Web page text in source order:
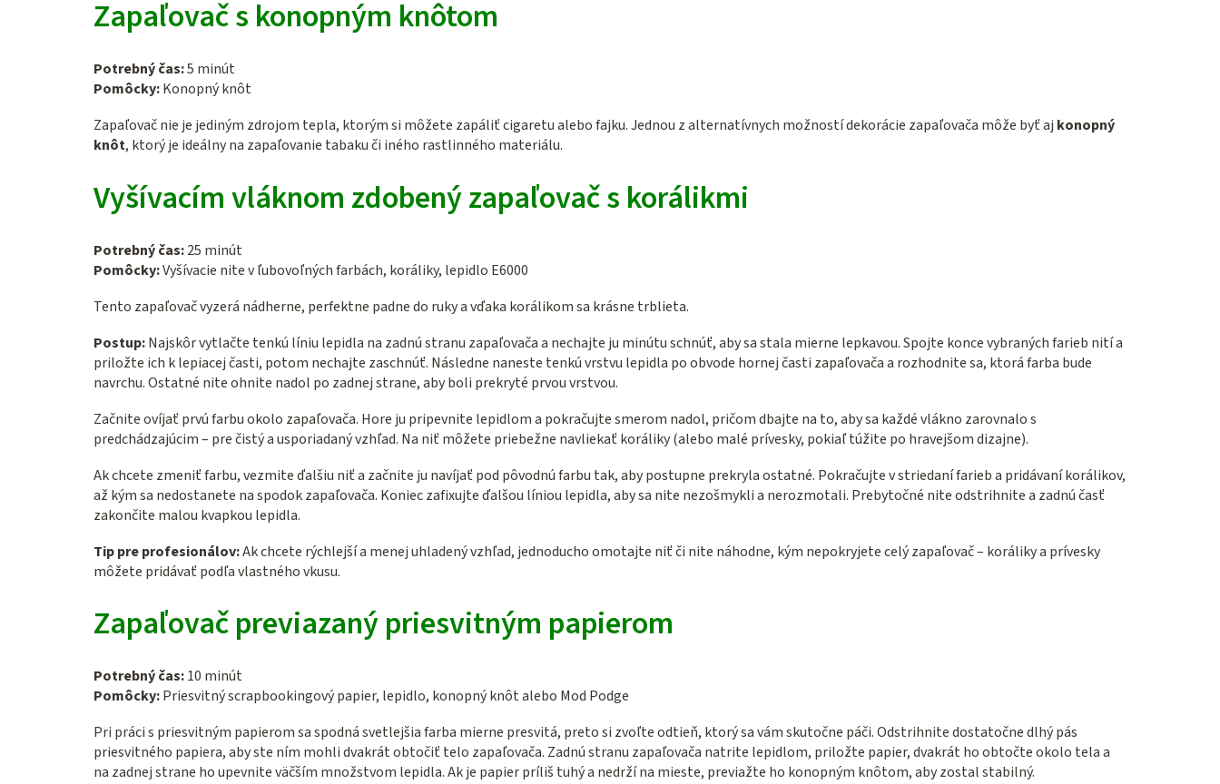
Zapaľovač s konopným knôtom
Potrebný čas:5 minút
Pomôcky:Konopný knôt
Zapaľovač nie je jediným zdrojom tepla, ktorým si môžete zapáliť cigaretu alebo fajku. Jednou z alternatívnych možností dekorácie zapaľovača môže byť aj konopný
knôt, ktorý je ideálny na zapaľovanie tabaku či iného rastlinného materiálu.
Vyšívacím vláknom zdobený zapaľovač s korálikmi
Potrebný čas:25 minút
Pomôcky:Vyšívacie nite v ľubovoľných farbách, koráliky, lepidlo E6000
Tento zapaľovač vyzerá nádherne, perfektne padne do ruky a vďaka korálikom sa krásne trblieta.
Postup:Najskôr vytlačte tenkú líniu lepidla na zadnú stranu zapaľovača a nechajte ju minútu schnúť, aby sa stala mierne lepkavou. Spojte konce vybraných farieb nití a
priložte ich k lepiacej časti, potom nechajte zaschnúť. Následne naneste tenkú vrstvu lepidla po obvode hornej časti zapaľovača a rozhodnite sa, ktorá farba bude
navrchu. Ostatné nite ohnite nadol po zadnej strane, aby boli prekryté prvou vrstvou.
Začnite ovíjať prvú farbu okolo zapaľovača. Hore ju pripevnite lepidlom a pokračujte smerom nadol, pričom dbajte na to, aby sa každé vlákno zarovnalo s
predchádzajúcim – pre čistý a usporiadaný vzhľad. Na niť môžete priebežne navliekať koráliky (alebo malé prívesky, pokiaľ túžite po hravejšom dizajne).
Ak chcete zmeniť farbu, vezmite ďalšiu niť a začnite ju navíjať pod pôvodnú farbu tak, aby postupne prekryla ostatné. Pokračujte v striedaní farieb a pridávaní korálikov,
až kým sa nedostanete na spodok zapaľovača. Koniec zafixujte ďalšou líniou lepidla, aby sa nite nezošmykli a nerozmotali. Prebytočné nite odstrihnite a zadnú časť
zakončite malou kvapkou lepidla.
Tip pre profesionálov:Ak chcete rýchlejší a menej uhladený vzhľad, jednoducho omotajte niť či nite náhodne, kým nepokryjete celý zapaľovač – koráliky a prívesky
môžete pridávať podľa vlastného vkusu.
Zapaľovač previazaný priesvitným papierom
Potrebný čas:10 minút
Pomôcky:Priesvitný scrapbookingový papier, lepidlo, konopný knôt alebo Mod Podge
Pri práci s priesvitným papierom sa spodná svetlejšia farba mierne presvitá, preto si zvoľte odtieň, ktorý sa vám skutočne páči. Odstrihnite dostatočne dlhý pás
priesvitného papiera, aby ste ním mohli dvakrát obtočiť telo zapaľovača. Zadnú stranu zapaľovača natrite lepidlom, priložte papier, dvakrát ho obtočte okolo tela a
na zadnej strane ho upevnite väčším množstvom lepidla. Ak je papier príliš tuhý a nedrží na mieste, previažte ho konopným knôtom, aby zostal stabilný.